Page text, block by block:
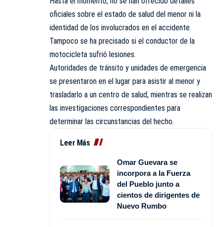
oficiales sobre el estado de salud del menor ni la
identidad de los involucrados en el accidente.
Tampoco se ha precisado si el conductor de la
motocicleta sufrió lesiones.
Autoridades de tránsito y unidades de emergencia
se presentaron en el lugar para asistir al menor y
trasladarlo a un centro de salud, mientras se realizan
las investigaciones correspondientes para
determinar las circunstancias del hecho.
Leer Más
Omar Guevara se
incorpora a la Fuerza
del Pueblo junto a
cientos de dirigentes de
Nuevo Rumbo